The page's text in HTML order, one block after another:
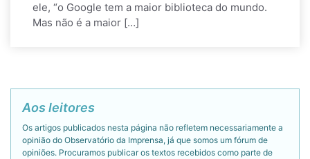
ele, “o Google tem a maior biblioteca do mundo.
Mas não é a maior […]
Aos leitores
Os artigos publicados nesta página não refletem necessariamente a
opinião do Observatório da Imprensa, já que somos um fórum de
opiniões. Procuramos publicar os textos recebidos como parte de